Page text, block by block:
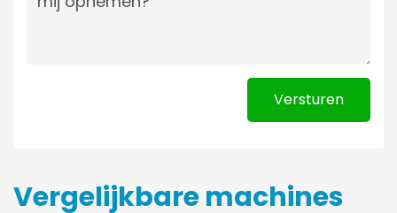
Versturen
Vergelijkbare machines